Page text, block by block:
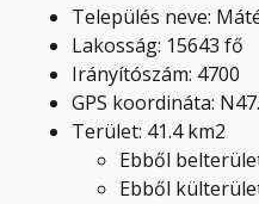
Település neve:
Lakosság: 15643 fő
Irányítószám: 4700
GPS koordináta:
Terület: 41.4 km2
Ebből
Ebből